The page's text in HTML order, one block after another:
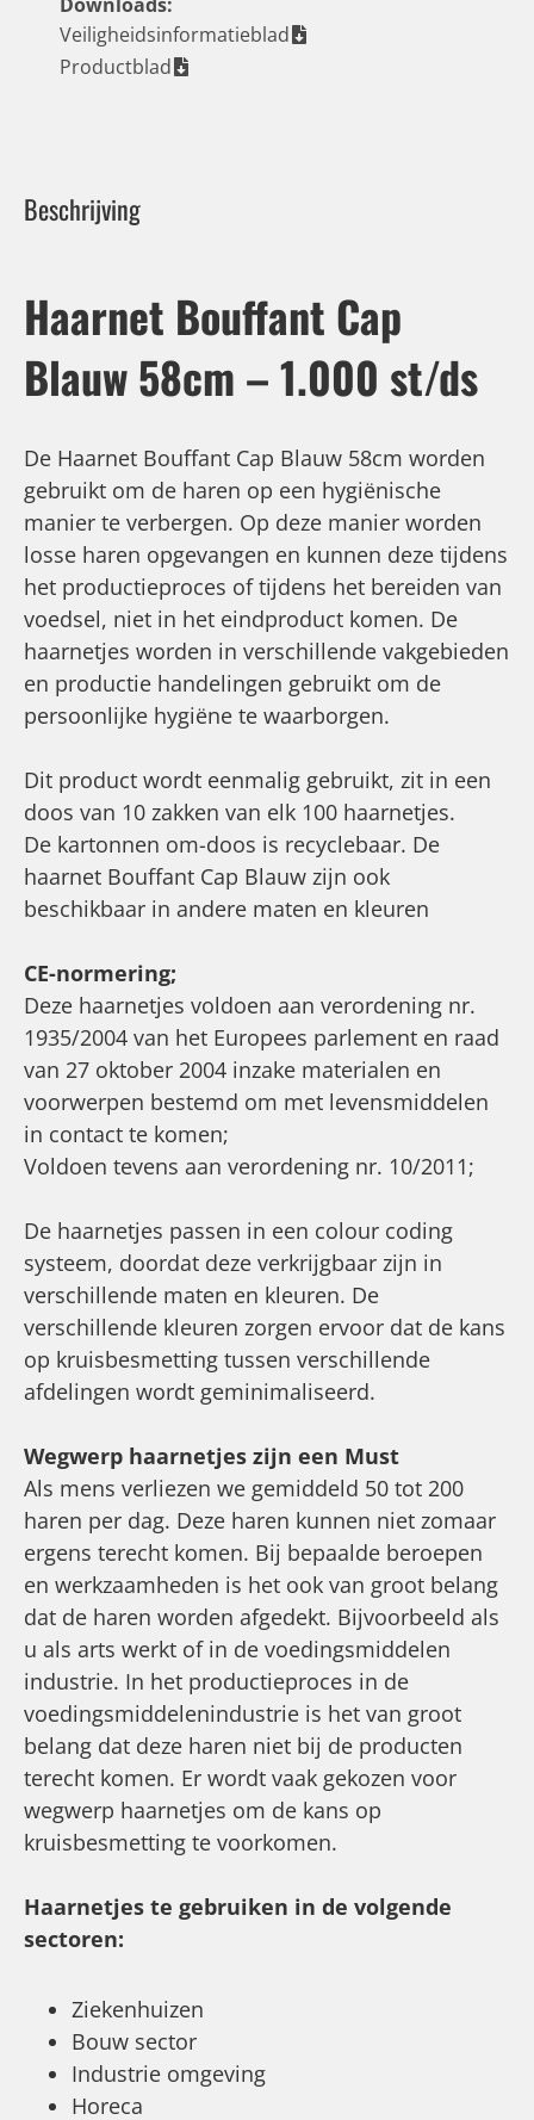
Veiligheidsinformatieblad
Productblad
Beschrijving
Haarnet Bouffant Cap
Blauw 58cm – 1.000 st/ds
De Haarnet Bouffant Cap Blauw 58cm worden
gebruikt om de haren op een hygiënische
manier te verbergen. Op deze manier worden
losse haren opgevangen en kunnen deze tijdens
het productieproces of tijdens het bereiden van
voedsel, niet in het eindproduct komen. De
haarnetjes worden in verschillende vakgebieden
en productie handelingen gebruikt om de
persoonlijke hygiëne te waarborgen.
Dit product wordt eenmalig gebruikt, zit in een
doos van 10 zakken van elk 100 haarnetjes.
De kartonnen om-doos is recyclebaar. De
haarnet Bouffant Cap Blauw zijn ook
beschikbaar in andere maten en kleuren
CE-normering;
Deze haarnetjes voldoen aan verordening nr.
1935/2004 van het Europees parlement en raad
van 27 oktober 2004 inzake materialen en
voorwerpen bestemd om met levensmiddelen
in contact te komen;
Voldoen tevens aan verordening nr. 10/2011;
De haarnetjes passen in een colour coding
systeem, doordat deze verkrijgbaar zijn in
verschillende maten en kleuren. De
verschillende kleuren zorgen ervoor dat de kans
op kruisbesmetting tussen verschillende
afdelingen wordt geminimaliseerd.
Wegwerp haarnetjes zijn een Must
Als mens verliezen we gemiddeld 50 tot 200
haren per dag. Deze haren kunnen niet zomaar
ergens terecht komen. Bij bepaalde beroepen
en werkzaamheden is het ook van groot belang
dat de haren worden afgedekt. Bijvoorbeeld als
u als arts werkt of in de voedingsmiddelen
industrie. In het productieproces in de
voedingsmiddelenindustrie is het van groot
belang dat deze haren niet bij de producten
terecht komen. Er wordt vaak gekozen voor
wegwerp haarnetjes om de kans op
kruisbesmetting te voorkomen.
Haarnetjes te gebruiken in de volgende
sectoren:
Ziekenhuizen
Bouw sector
Industrie omgeving
Horeca